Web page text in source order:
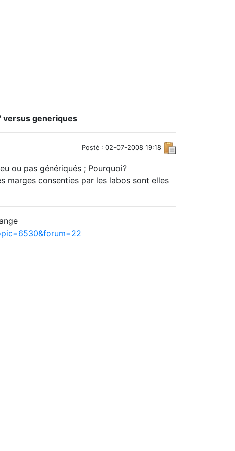
versus generiques
Posté : 02-07-2008 19:18
ou pas génériqués ; Pourquoi?
marges consenties par les labos sont elles